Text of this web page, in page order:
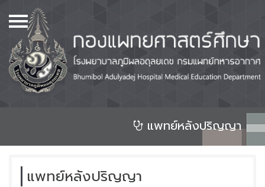
เมนู
Home
เกี่ยวกับเรา
หลักสูตร
ศูนย์วิทยบริการ และห้องสมุด
จองห้องประชุม
แพทย์หลังปริญญา
แพทย์หลังปริญญา